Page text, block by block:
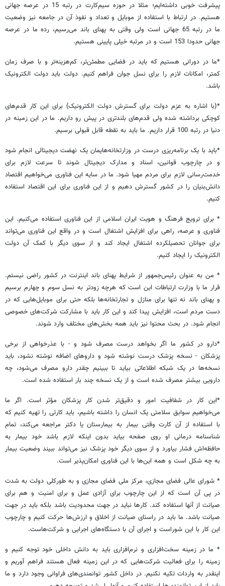
پیشرفت خوبی داشته‌ایم؛ مثلا در حوزه سیم‌کارت در رتبه 15 در عرصه جهانی
هستیم. در ارتباط با استفاده از موبایل و تعداد و نفوذ آن در جامعه نیز وضعیت
ما در رتبه 65 جهانی است ولی وقتی به پهنای باند می‌رسیم، رده ما در عرصه
جهانی حدودا 153 است و در مرتبه خیلی پایینی هستیم.
*ما در دورانی هستیم که باید در فضایی مطمئن‌تر، کم‌هزینه‌تر و با صرف زمان
کمتر، امکانات لازم را برای نسل جوان فراهم کنیم. دولت باید دولت الکترونیک
باشد.
*(با اشاره به عزم دولت برای گسترش دولت الکترونیک) برای این کار قد‌م‌های
کوچکی برداشته شده ولی قدم‌های بلندتری در پیش رو داریم. ما در این زمینه در
دنیا در رتبه 100 قرار داریم. ما باید به نقطه قابل قبولی برسیم.
*باید با یک برنامه‌ریزی درست در وزارتخانه‌هایمان یک نهضت دیجیتالی انجام شود
و در چارچوب قوانین، اسناد و مدارک دیجیتال شوند تا سرعت لازم برای
خدمت‌رسانی لازم برای مردم مهیا شود. ما در سایه این فناوری می‌خواهیم اقتصاد
دانش‌بنیان را در کشور گسترش دهیم و از این فناوری برای این اقتصاد استفاده
کنیم.
* برای ترویج فرهنگ و هویت ایران اسلامی از این فناوری استفاده می‌کنیم. این
فناوری و عرصه، راهی برای افزایش اشتغال است و در واقع این فناوری می‌تواند
برای جوانان تحصیلکرده اشتغال ایجاد کند و از سوی دیگر با کمک آن دولت
الکترونیک را ایجاد کنیم.
* من به عنوان رئیس‌جمهور از شرایط پهنای باند اینترنت در کشور راضی نیستم.
قرار ما با وزارت ارتباطات این است که هرچه زودتر به نسل سوم و چهارم برسیم
و پهنای باند نه تنها برای منازل و تجارتخانه‌ها‌ بلکه حتی برای موبایل‌هایی که در
دست مردم است، افزایش پیدا کند و این کار باید با مشارکت شرکت‌های خصوصی
انجام شود. در بحث محتوا نیز باید همه بخش‌های مختلف وارد شوند.
*دارو در کشور ما اگر بخواهد درست مصرف شود و - با عذرخواهی از برخی
پزشکان - نسخه پزشک درست نوشته شود و داروهای اضافه نوشته نشود، باید
نسخه‌ها در یک شبکه اطلاعاتی بیاید تا ببینیم چقدر دارو مصرف می‌شود، چه
دارویی بیشتر مصرف شده است و از یک نسخه چند بار استفاده شده است.
*این کار در شفافیت امور و دقیق‌تر شدن کار پزشکان مؤثر است. اگر ما
می‌خواهیم سوابق سلامتی یک انسان را داشته باشیم، باید کارتی را تهیه کنیم که
با استفاده از آن کارت وقتی بیمار به بیمارستان یا دکتر مراجعه می‌کند، تمام
شناسنامه درمانی او روی صفحه بیاید بدون اینکه لازم باشد خود بیمار به
حافظه‌اش فشار بیاورد و از سوی دیگر خود پزشک نیز می‌تواند ببیند وضعیت بیمار
به چه شکل است و همه این‌ها با این فناوری امکان‌پذیر است.
* شورای عالی فضای مجازی، مرکز ملی فضای مجازی و به طورکلی دولت به شدت
در پی آن است که از این چارچوب برای آزادی عمل و برای امنیت و هم برای
صیانت از آنها استفاده کند. کارها نباید در جهت محدودیت باشد بلکه باید در جهت
صیانت باشد. ما باید در راستای صیانت از اخلاق و ارزش‌ها حرکت کنیم و چارچوب
این کار با این شوراست و اجرای آن با دستگاه‌های اجرایی و شرکت‌هاست.
* ما در زمینه سخت‌افزاری و نرم‌افزاری باید به دانش داخلی خود توجه کنیم و
زمینه را برای فعالیت شرکت‌هایی که در این زمینه فعال هستند فراهم آوریم و
اینقدر به واردات تکیه نکنیم. در داخل کشور توانمندی‌های فراوانی وجود دارد و ما